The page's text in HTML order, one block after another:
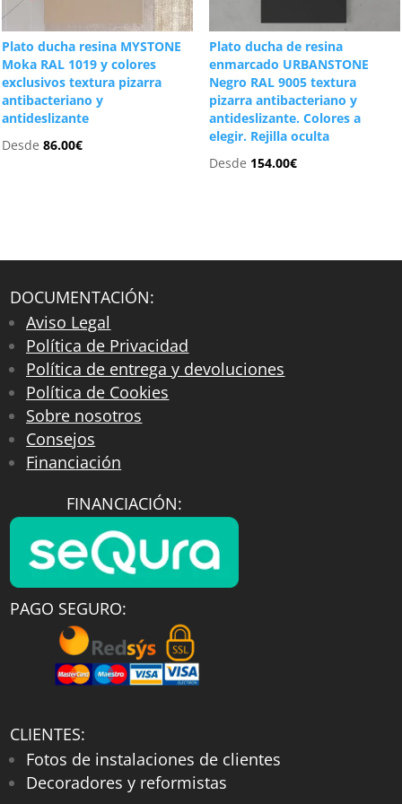
Plato ducha resina MYSTONE
Moka RAL 1019 y colores
exclusivos textura pizarra
antibacteriano y
antideslizante
Desde86.00€
Plato ducha de resina
enmarcado URBANSTONE
Negro RAL 9005 textura
pizarra antibacteriano y
antideslizante. Colores a
elegir. Rejilla oculta
Desde 154.00€
DOCUMENTACIÓN:
Aviso Legal
Política de Privacidad
Política de entrega y devoluciones
Política de Cookies
Sobre nosotros
Consejos
Financiación
FINANCIACIÓN:
PAGO SEGURO:
CLIENTES:
Fotos de instalaciones de clientes
Decoradores y reformistas